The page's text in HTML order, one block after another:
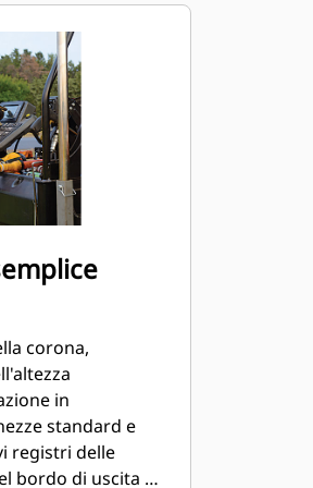
corona,
in
standard e
registri delle
bordo di uscita e i